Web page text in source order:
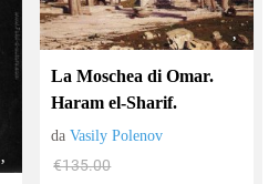
La Moschea di Omar.
Haram el-Sharif.
daVasily Polenov
€135.00